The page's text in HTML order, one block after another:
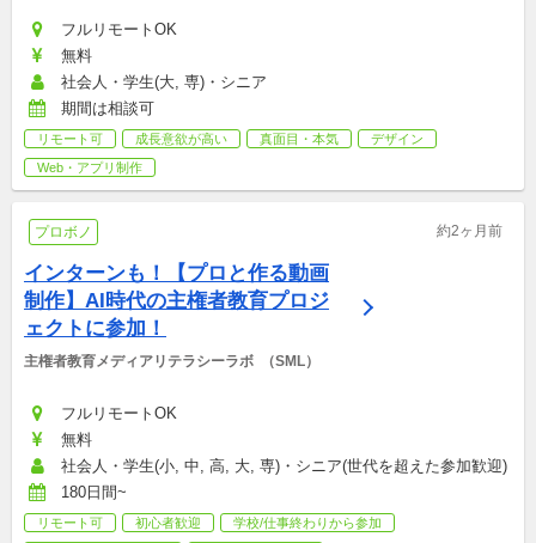
フルリモートOK
無料
社会人・学生(大, 専)・シニア
期間は相談可
リモート可 成長意欲が高い 真面目・本気
デザイン
Web・アプリ制作
プロボノ 約2ヶ月前
インターンも！【プロと作る動画
制作】AI時代の主権者教育プロジ
ェクトに参加！
主権者教育メディアリテラシーラボ  （SML）
フルリモートOK
無料
社会人・学生(小, 中, 高, 大, 専)・シニア(世代を超えた参加歓迎)
180日間~
リモート可 初心者歓迎
学校/仕事終わりから参加